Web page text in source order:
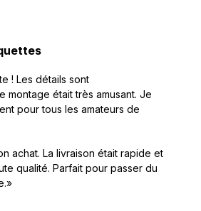
! Les détails sont
montage était très amusant. Je
pour tous les amateurs de
achat. La livraison était rapide et
qualité. Parfait pour passer du